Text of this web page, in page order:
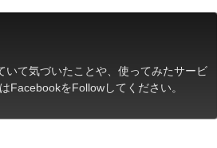
て気づいたことや、使ってみたサービ
FacebookをFollowしてください。